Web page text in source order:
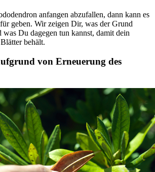
anfangen abzufallen, dann kann es
geben. Wir zeigen Dir, was der Grund
was Du dagegen tun kannst, damit dein
behält.
von Erneuerung des